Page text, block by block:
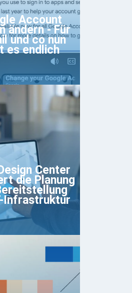
Account
ändern - Für
und co nun
es endlich
Center
die Planung
Infrastruktur